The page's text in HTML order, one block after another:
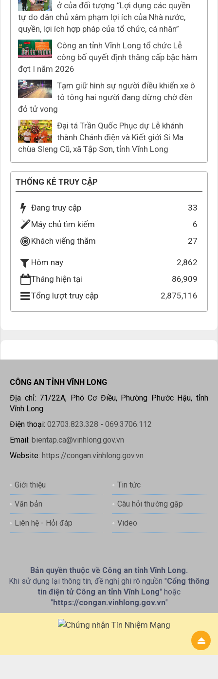
ở của đối tượng “Lợi dụng các quyền
tự do dân chủ xâm phạm lợi ích của Nhà nước,
quyền, lợi ích hợp pháp của tổ chức, cá nhân”
Công an tỉnh Vĩnh Long tổ chức Lễ
công bố quyết định thăng cấp bậc hàm
đợt I năm 2026
Tạm giữ hình sự người điều khiển xe ô
tô tông hai người đang dừng chờ đèn
đỏ tử vong
Đại tá Trần Quốc Phục dự Lễ khánh
thành Chánh điện và Kiết giới Si Ma
chùa Sleng Cũ, xã Tập Sơn, tỉnh Vĩnh Long
THỐNG KÊ TRUY CẬP
Đang truy cập
33
Máy chủ tìm kiếm
6
Khách viếng thăm
27
Hôm nay
2,862
Tháng hiện tại
86,909
Tổng lượt truy cập
2,875,116
CÔNG AN TỈNH VĨNH LONG
Địa chỉ: 71/22A, Phó Cơ Điều, Phường Phước Hậu, tỉnh
Vĩnh Long
Điện thoại: 02703.823.328 - 069.3706.112
Email: bientap.ca@vinhlong.gov.vn
Website: https://congan.vinhlong.gov.vn
Giới thiệu Tin tức
Văn bản Câu hỏi thường gặp
Liên hệ - Hỏi đáp Video
Bản quyền thuộc về Công an tỉnh Vĩnh Long.
Khi sử dụng lại thông tin, đề nghị ghi rõ nguồn "Cổng thông
tin điện tử Công an tỉnh Vĩnh Long" hoặc
"https://congan.vinhlong.gov.vn"